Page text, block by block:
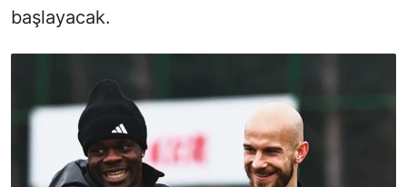
başlayacak.